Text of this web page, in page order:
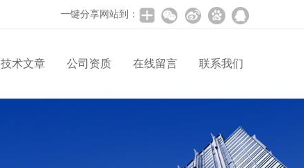
一键分享网站到：
技术文章 公司资质 在线留言 联系我们